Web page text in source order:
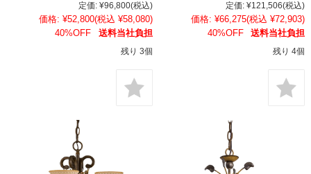
定価: ¥96,800(税込)
価格: ¥52,800(税込 ¥58,080)
40%OFF
送料当社負担
残り 3個
定価: ¥121,506(税込)
価格: ¥66,275(税込 ¥72,903)
40%OFF
送料当社負担
残り 4個